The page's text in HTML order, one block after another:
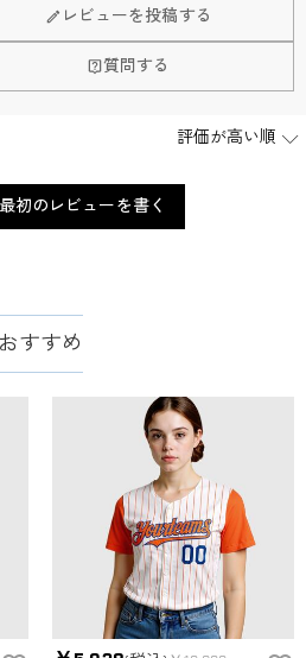
レビューを投稿する
質問する
初のレビューを書く
か？
す。
人的労力等のコストを節約して、商
に、現在はオンラインストアのみ運
変更できますか？
ますか？
キュリティで保護されております。お
社のサーバーに一切保存されません。
ト発行会社によって処理されます。
ますか？
目的としたコンプライアンスに則
ーを定めています。お客様に安心かつ
よう最善の注意を払い、個人情報を厳
詳細は
プライバシーポリシーまでご
服をオーダーメイドします
ンを選んで、ページに表示した項目や
ートに追加してご注文手続きをお願い
ることがありますか？
のモニタやスマホの画面）、商品撮
ージ画像が実際の商品と色味が異なる
サイズを選びますか？
を選んで、商品ページの画像にサイ
おすすめ